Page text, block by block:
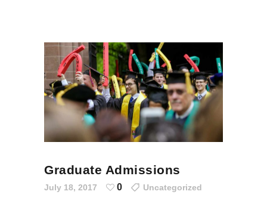
Graduate Admissions
July 18, 2017 0 Uncategorized